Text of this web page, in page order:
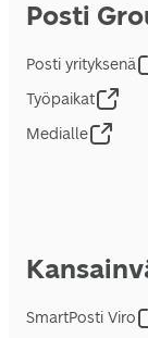
Posti
Posti yrityksenä
Työpaikat
Medialle
SmartPosti Viro